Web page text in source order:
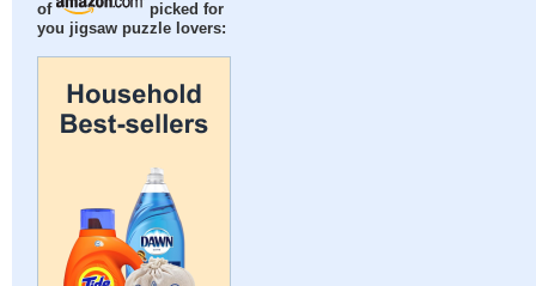
of
picked for
you jigsaw puzzle lovers: